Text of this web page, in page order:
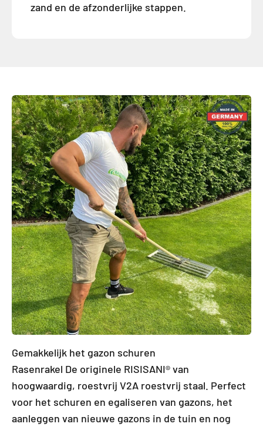
zand en de afzonderlijke stappen.
Gemakkelijk het gazon schuren
Rasenrakel De originele RISISANI® van
hoogwaardig, roestvrij V2A roestvrij staal. Perfect
voor het schuren en egaliseren van gazons, het
aanleggen van nieuwe gazons in de tuin en nog